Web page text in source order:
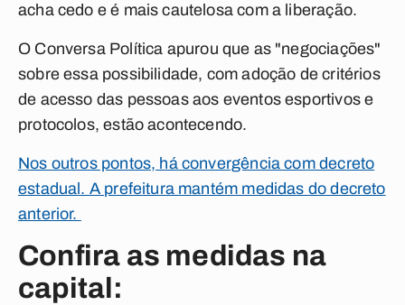
acha cedo e é mais cautelosa com a liberação.
O Conversa Política apurou que as "negociações"
sobre essa possibilidade, com adoção de critérios
de acesso das pessoas aos eventos esportivos e
protocolos, estão acontecendo.
Nos outros pontos, há convergência com decreto
estadual. A prefeitura mantém medidas do decreto
anterior.
Confira as medidas na
capital: